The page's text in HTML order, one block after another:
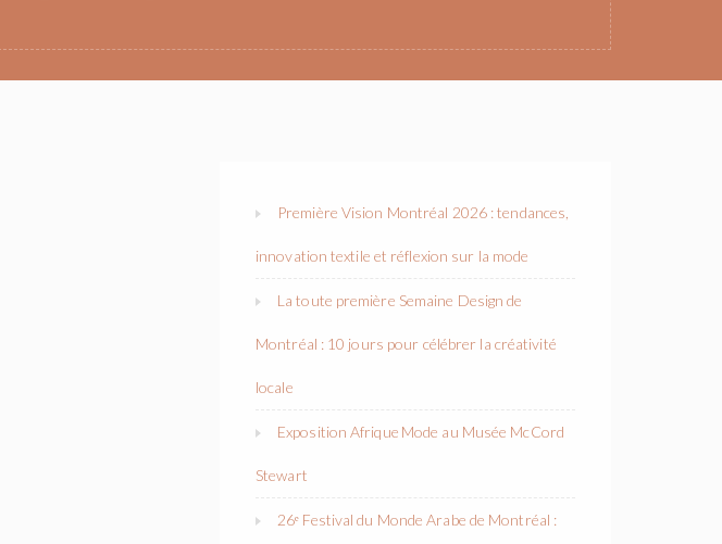
Première Vision Montréal 2026 : tendances,
innovation textile et réflexion sur la mode
La toute première Semaine Design de
Montréal : 10 jours pour célébrer la créativité
locale
Exposition Afrique Mode au Musée McCord
Stewart
26ᵉ Festival du Monde Arabe de Montréal :